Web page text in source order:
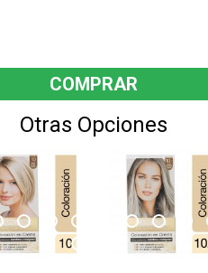
Otras Opciones